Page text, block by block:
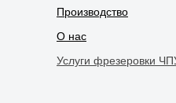
Производство
О нас
Услуги фрезеровки